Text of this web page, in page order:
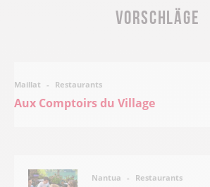
Vorschläge
Maillat Restaurants
Aux Comptoirs du Village
Nantua Restaurants